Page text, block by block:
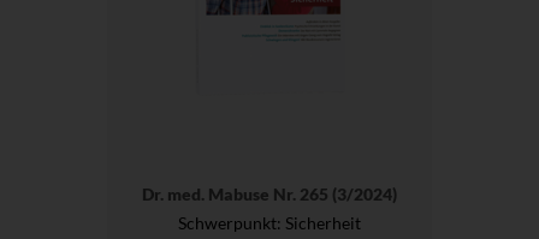
Dr. med. Mabuse Nr. 265 (3/2024)
Schwerpunkt: Sicherheit